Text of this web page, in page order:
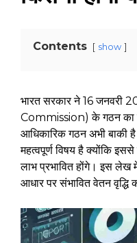
Contents show
भारत सरकार ने 16
Commission) के गठन का
आधिकारिक गठन अभी बाकी
महत्वपूर्ण विषय है क्योंकि
लाभ प्रभावित होंगे। इस
आधार पर संभावित वेतन वृद्धि